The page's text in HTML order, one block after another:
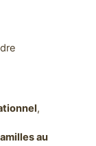
,
au